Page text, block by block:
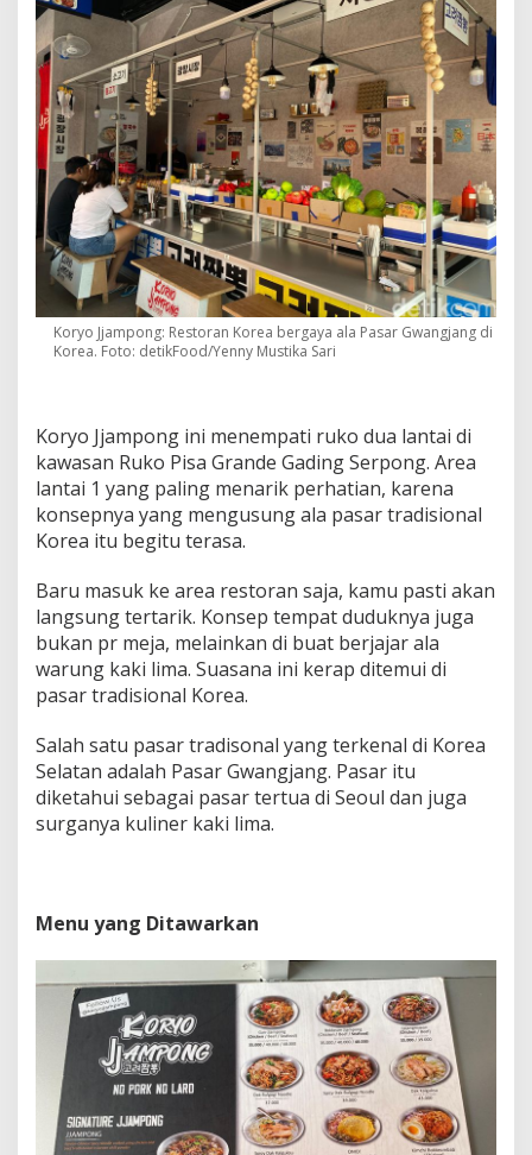
k
s
a
a
S
t
r
e
e
t
F
o
o
d
P
r
K
o
e
a
Koryo Jjampong: Restoran Korea bergaya ala Pasar Gwangjang di
Korea. Foto: detikFood/Yenny Mustika Sari
Koryo Jjampong ini menempati ruko dua lantai di
kawasan Ruko Pisa Grande Gading Serpong. Area
lantai 1 yang paling menarik perhatian, karena
konsepnya yang mengusung ala pasar tradisional
Korea itu begitu terasa.
Baru masuk ke area restoran saja, kamu pasti akan
langsung tertarik. Konsep tempat duduknya juga
bukan pr meja, melainkan di buat berjajar ala
warung kaki lima. Suasana ini kerap ditemui di
pasar tradisional Korea.
Salah satu pasar tradisonal yang terkenal di Korea
Selatan adalah Pasar Gwangjang. Pasar itu
diketahui sebagai pasar tertua di Seoul dan juga
surganya kuliner kaki lima.
Menu yang Ditawarkan